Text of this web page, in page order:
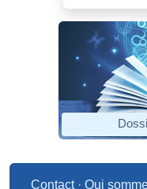
Contact· Qui